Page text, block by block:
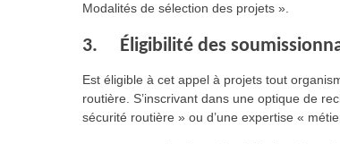
Modalités de sélection des projets ».
3. Éligibilité des
Est éligible à cet appel à projets tout
routière. S’inscrivant dans une optique de
sécurité routière » ou d’une expertise «